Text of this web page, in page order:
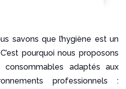
savons que l’hygiène est un
pourquoi nous proposons
adaptés aux
professionnels :